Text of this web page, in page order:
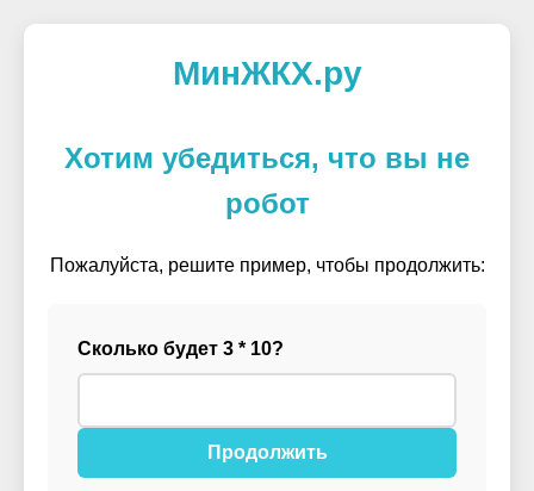
МинЖКХ.ру
Хотим убедиться, что вы не
робот
Пожалуйста, решите пример, чтобы продолжить:
Сколько будет 3 * 10?
Продолжить